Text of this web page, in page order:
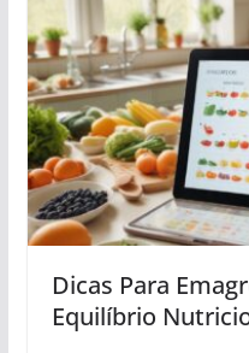
Dicas Para
Equilíbrio